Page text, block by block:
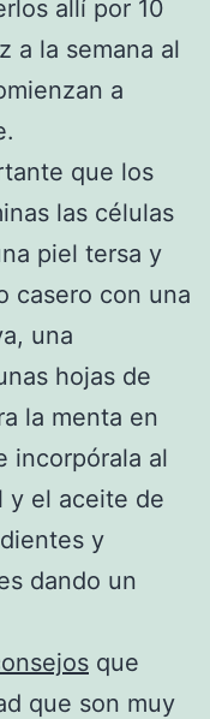
allí por 10
a la semana al
a
que los
las células
piel tersa y
casero con una
una
hojas de
la menta en
incorpórala al
y el aceite de
y
dando un
que
que son muy